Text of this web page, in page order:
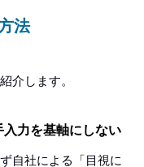
法
介します。
力を基軸にしない
自社による「目視に